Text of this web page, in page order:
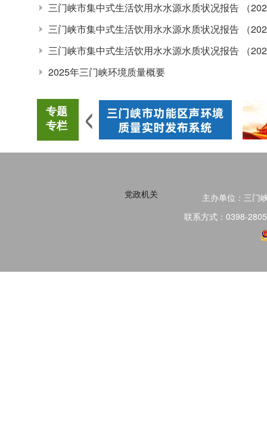
三门峡市集中式生活饮用水水源水质状况报告 （
三门峡市集中式生活饮用水水源水质状况报告 （
三门峡市集中式生活饮用水水源水质状况报告 （
2025年三门峡环境质量概要
专题
专栏
党政机关
主办单位：三门
联系方式：0398-